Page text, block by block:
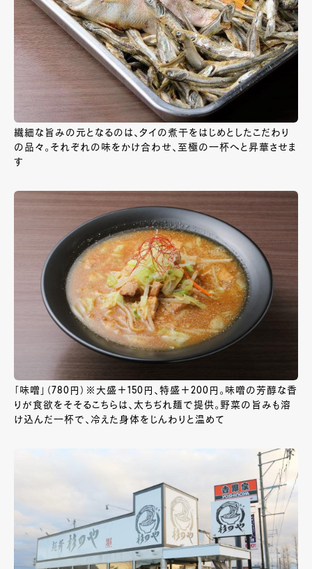
繊細な旨みの元となるのは、タイの煮干をはじめとしたこだわり
の品々。それぞれの味をかけ合わせ、至極の一杯へと昇華させま
す
「味噌」（780円）※大盛＋150円、特盛＋200円。味噌の芳醇な香
りが食欲をそそるこちらは、太ちぢれ麺で提供。野菜の旨みも溶
け込んだ一杯で、冷えた身体をじんわりと温めて